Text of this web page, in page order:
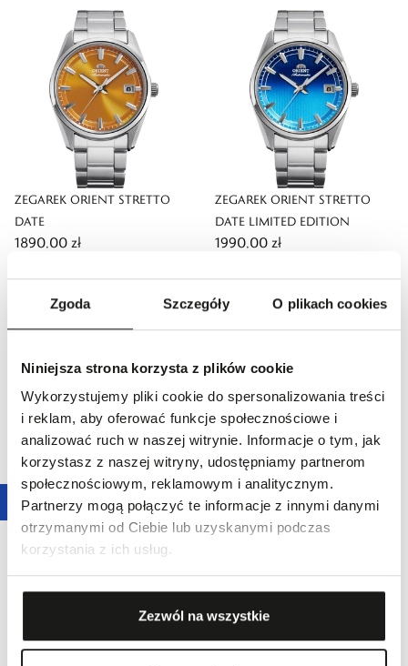
Zgoda Szczegóły O plikach cookies
Niniejsza strona korzysta z plików cookie
Wykorzystujemy pliki cookie do spersonalizowania treści
i reklam, aby oferować funkcje społecznościowe i
analizować ruch w naszej witrynie. Informacje o tym, jak
korzystasz z naszej witryny, udostępniamy partnerom
społecznościowym, reklamowym i analitycznym.
Partnerzy mogą połączyć te informacje z innymi danymi
otrzymanymi od Ciebie lub uzyskanymi podczas
korzystania z ich usług.
Zezwól na wszystkie
ZEGAREK ORIENT STRETTO
DATE
1890,00 zł
ZEGAREK ORIENT STRETTO
DATE LIMITED EDITION
1990,00 zł
ZEGAREK ORIENT STRETTO
DAY & NIGHT
2380,00 zł
ZEGAREK ORIENT STRETTO
DAY & NIGHT
2270,00 zł